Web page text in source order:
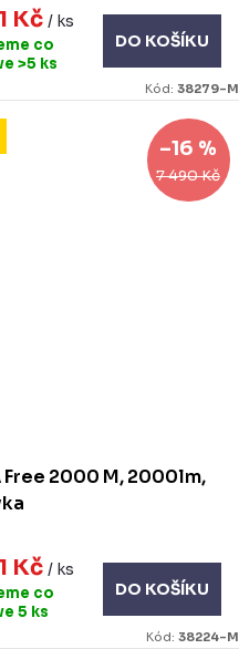
Kč/ ks
co
>5 ks
DO KOŠÍKU
Kód: 38279-M
7 490 Kč
–16 %
Free 2000 M, 2000lm,
Kč/ ks
co
5 ks
DO KOŠÍKU
Kód: 38224-M